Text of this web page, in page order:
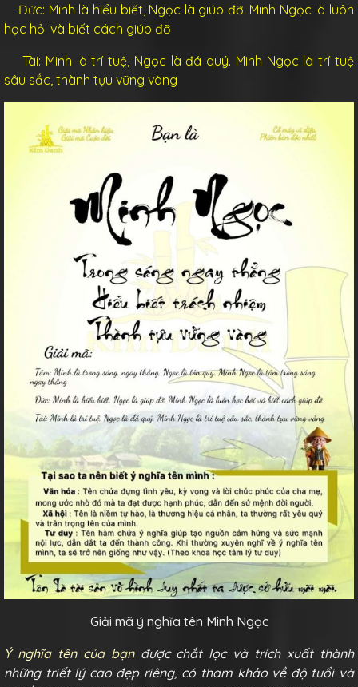
Đức: Minh là hiểu biết, Ngọc là giúp đỡ. Minh Ngọc là luôn
học hỏi và biết cách giúp đỡ
Tài: Minh là trí tuệ, Ngọc là đá quý. Minh Ngọc là trí tuệ
sâu sắc, thành tựu vững vàng
Giải mã ý nghĩa tên Minh Ngọc
Ý nghĩa tên của bạnđược chắt lọc và trích xuất thành
những triết lý cao đẹp riêng, có tham khảo về độ tuổi và